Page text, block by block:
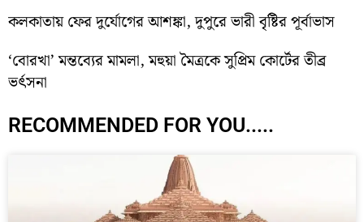
কলকাতায় ফের দুর্যোগের আশঙ্কা, দুপুরে ভারী বৃষ্টির পূর্বাভাস
‘বোরখা’ মন্তব্যের মামলা, মহুয়া মৈত্রকে সুপ্রিম কোর্টের তীব্র
ভর্ৎসনা
RECOMMENDED FOR YOU.....